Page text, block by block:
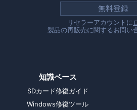
無料登録
リセラーアカウントに
製品の再販売に関するお問い
知識ベース
SDカード修復ガイド
Windows修復ツール